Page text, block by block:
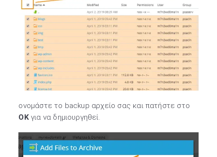
ονομάστε το backup αρχείο σας και πατήστε στο
ΟΚγια να δημιουργηθεί.